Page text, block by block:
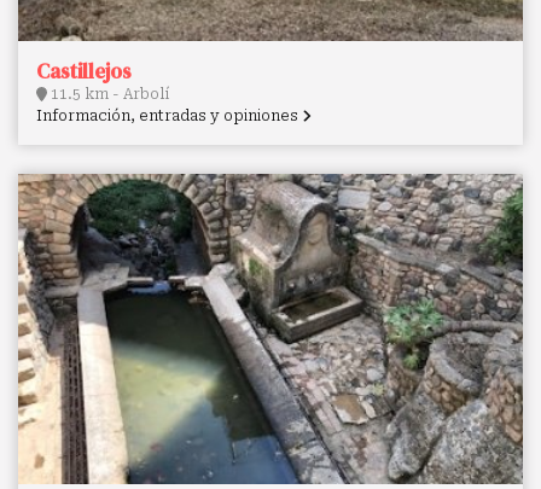
Castillejos
11.5 km - Arbolí
Información, entradas y opiniones